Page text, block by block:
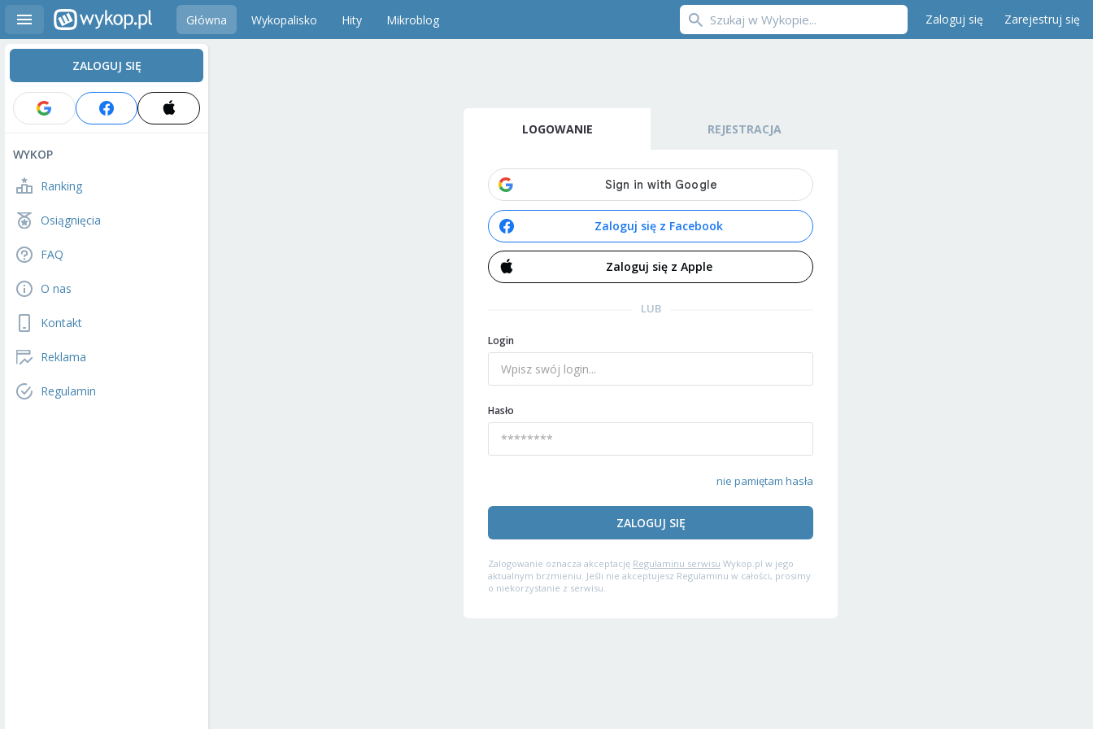
Główna Wykopalisko Hity Mikroblog Zaloguj się Zarejestruj się
ZALOGUJ SIĘ
WYKOP
Ranking
Osiągnięcia
FAQ
O nas
Kontakt
Reklama
Regulamin
LOGOWANIE REJESTRACJA
Zaloguj się z Facebook
Zaloguj się z Apple
LUB
Login
Hasło
nie pamiętam hasła
ZALOGUJ SIĘ
Zalogowanie oznacza akceptację Regulaminu serwisu Wykop.pl w jego
aktualnym brzmieniu. Jeśli nie akceptujesz Regulaminu w całości, prosimy
o niekorzystanie z serwisu.